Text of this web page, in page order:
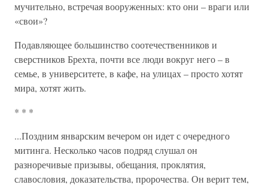
мучительно, встречая вооруженных: кто они – враги или
«свои»?
Подавляющее большинство соотечественников и
сверстников Брехта, почти все люди вокруг него – в
семье, в университете, в кафе, на улицах – просто хотят
мира, хотят жить.
* * *
...Поздним январским вечером он идет с очередного
митинга. Несколько часов подряд слушал он
разноречивые призывы, обещания, проклятия,
славословия, доказательства, пророчества. Он верит тем,